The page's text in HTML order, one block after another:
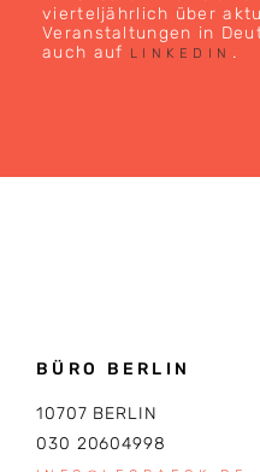
vierteljährlich über
Veranstaltungen in
auch auf
LINKEDIN .
BÜRO BERLIN
10707 BERLIN
030 20604998